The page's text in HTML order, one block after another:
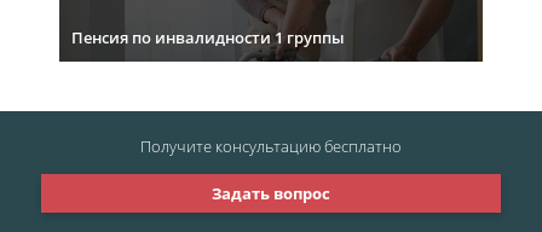
Пенсия по инвалидности 1 группы
Задать вопрос
Получите консультациюбесплатно